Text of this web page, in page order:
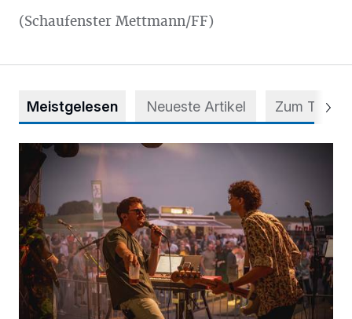
(Schaufenster Mettmann/FF)
Meistgelesen Neueste Artikel Zum Thema
Mehr als nur ein Festival